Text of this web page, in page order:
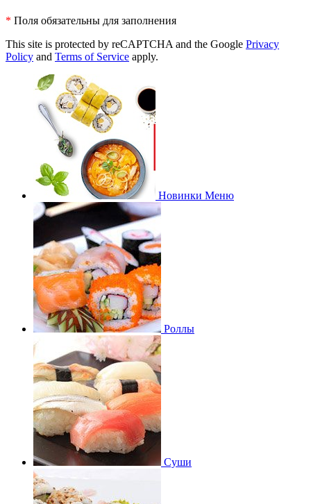
* Поля обязательны для заполнения
This site is protected by reCAPTCHA and the Google Privacy
Policy and Terms of Service apply.
Новинки Меню
Роллы
Суши